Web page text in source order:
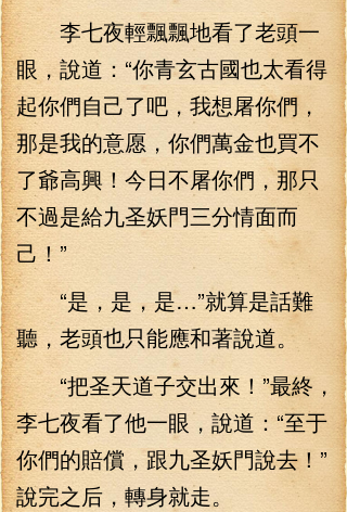
李七夜輕飄飄地看了老頭一
眼，說道：“你青玄古國也太看得
起你們自己了吧，我想屠你們，
那是我的意愿，你們萬金也買不
了爺高興！今日不屠你們，那只
不過是給九圣妖門三分情面而
己！”
“是，是，是…”就算是話難
聽，老頭也只能應和著說道。
“把圣天道子交出來！”最終，
李七夜看了他一眼，說道：“至于
你們的賠償，跟九圣妖門說去！”
說完之后，轉身就走。